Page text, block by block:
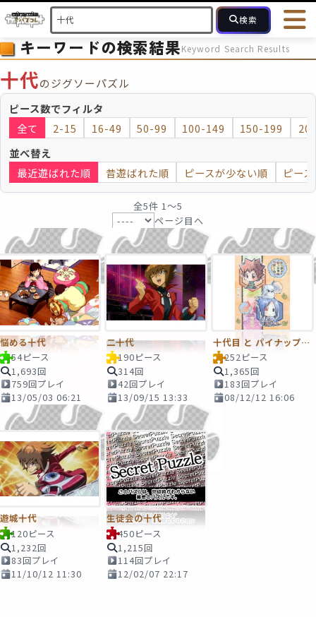
検索
HOME 会員登録
ログイン
最近投稿され
ピース数 2～15 16～49 50～99 100
モザイク モザイクのみ
キーワードの検索結果Keyword Search Results
十代のジグソーパズル
ピース数でフィルタ
全て
2-15 16-49 50-99 100-149 150-199
並べ替え
最近遊ばれた順
昔遊ばれた順 ピースが少ない順 ピー
全5件 1〜5
ページ目へ
悩める十代
54ピース
1,693回
759回プレイ
13/05/03 06:21
二十代
190ピース
314回
42回プレイ
13/09/15 13:33
十代目 と パイナップル XDDD
252ピース
1,365回
183回プレイ
08/12/12 16:06
遊城十代
120ピース
1,232回
83回プレイ
11/10/12 11:30
生徒会の十代
450ピース
1,215回
114回プレイ
12/02/07 22:17